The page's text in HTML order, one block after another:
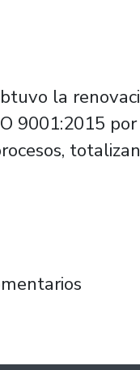
la
9001:2015
certifica